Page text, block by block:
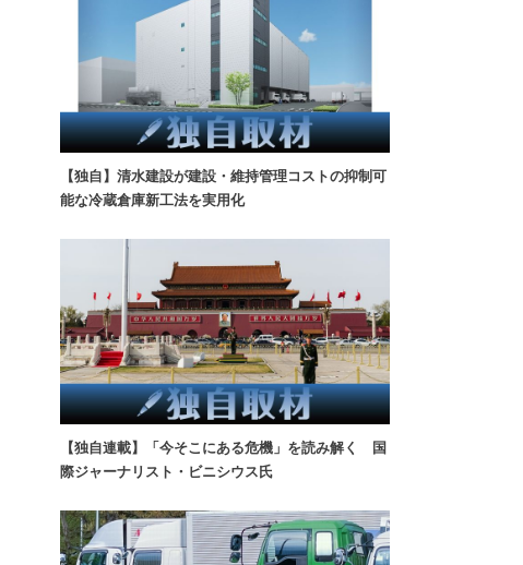
【独自】清水建設が建設・維持管理コストの抑制可
能な冷蔵倉庫新工法を実用化
【独自連載】「今そこにある危機」を読み解く 国
際ジャーナリスト・ビニシウス氏